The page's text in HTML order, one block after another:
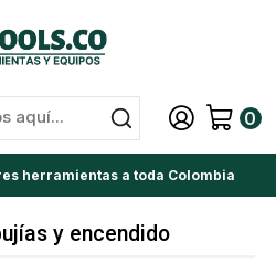
0
herramientas a toda Colombia
y encendido